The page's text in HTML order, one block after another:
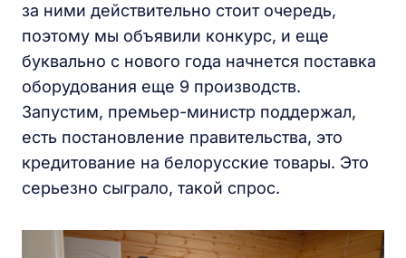
за ними действительно стоит очередь,
поэтому мы объявили конкурс, и еще
буквально с нового года начнется поставка
оборудования еще 9 производств.
Запустим, премьер-министр поддержал,
есть постановление правительства, это
кредитование на белорусские товары. Это
серьезно сыграло, такой спрос.